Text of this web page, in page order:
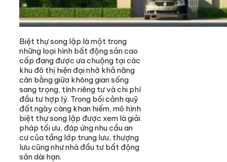
Biệt thự song lập là một trong
những loại hình bất động sản cao
cấp đang được ưa chuộng tại các
khu đô thị hiện đại nhờ khả năng
cân bằng giữa không gian sống
sang trọng, tính riêng tư và chi phí
đầu tư hợp lý. Trong bối cảnh quỹ
đất ngày càng khan hiếm, mô hình
biệt thự song lập được xem là giải
pháp tối ưu, đáp ứng nhu cầu an
cư của tầng lớp trung lưu, thượng
lưu cũng như nhà đầu tư bất động
sản dài hạn.